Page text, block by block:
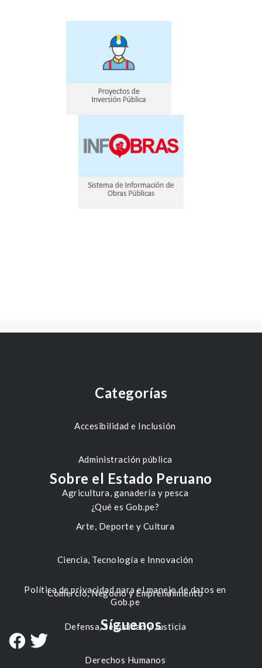
Categorías
Accesibilidad e Inclusión
Administración pública
Agricultura, ganadería y pesca
Arte, Deporte y Cultura
Ciencia, Tecnología e Innovación
Comercio, Negocio y Emprendimiento
Defensa, Seguridad y Justicia
Derechos Humanos
Sobre el Estado Peruano
¿Qué es Gob.pe?
Política de privacidad para el manejo de datos en
Gob.pe
Síguenos